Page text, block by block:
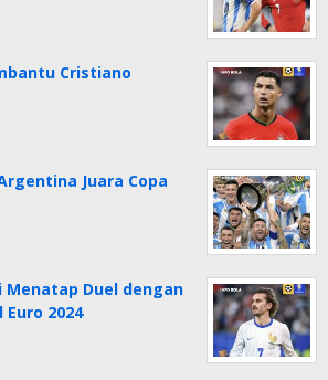
Cristiano
Juara Copa
Menatap Duel dengan
2024